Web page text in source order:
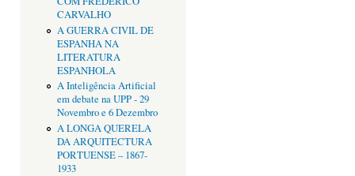
CARVALHO
A GUERRA CIVIL DE
ESPANHA NA
LITERATURA
ESPANHOLA
A Inteligência Artificial
em debate na UPP - 29
Novembro e 6 Dezembro
A LONGA QUERELA
DA ARQUITECTURA
PORTUENSE – 1867-
1933